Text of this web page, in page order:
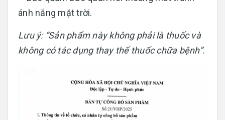
ánh nắng mặt trời.
Lưu ý: “Sản phẩm này không phải là thuốc và
không có tác dụng thay thế thuốc chữa bệnh”.